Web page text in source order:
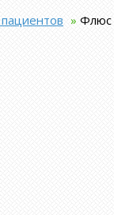
» Флюс